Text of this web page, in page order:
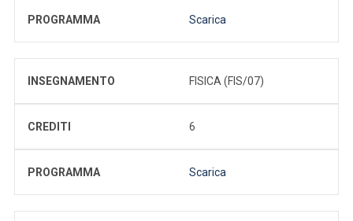
PROGRAMMA Scarica
INSEGNAMENTO FISICA (FIS/07)
CREDITI 6
PROGRAMMA Scarica